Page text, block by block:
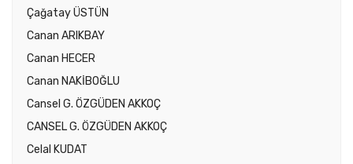
Çağatay ÜSTÜN
Canan ARIKBAY
Canan HECER
Canan NAKİBOĞLU
Cansel G. ÖZGÜDEN AKKOÇ
CANSEL G. ÖZGÜDEN AKKOÇ
Celal KUDAT